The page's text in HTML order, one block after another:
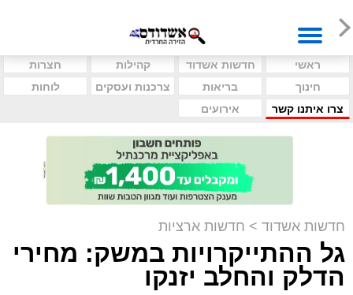
ראשי חדשות אשדוד קהילות
חצרות
חינוך
בריאות צרכנות ועסקים
לוחות
צרו איתנו קשר
אירועים
חדשות אשדוד > חדשות ארציות
גל ההתייקרויות במשק: מחירי
הדלק והחלב יזנקו